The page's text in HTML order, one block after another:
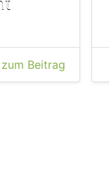
zum Beitrag